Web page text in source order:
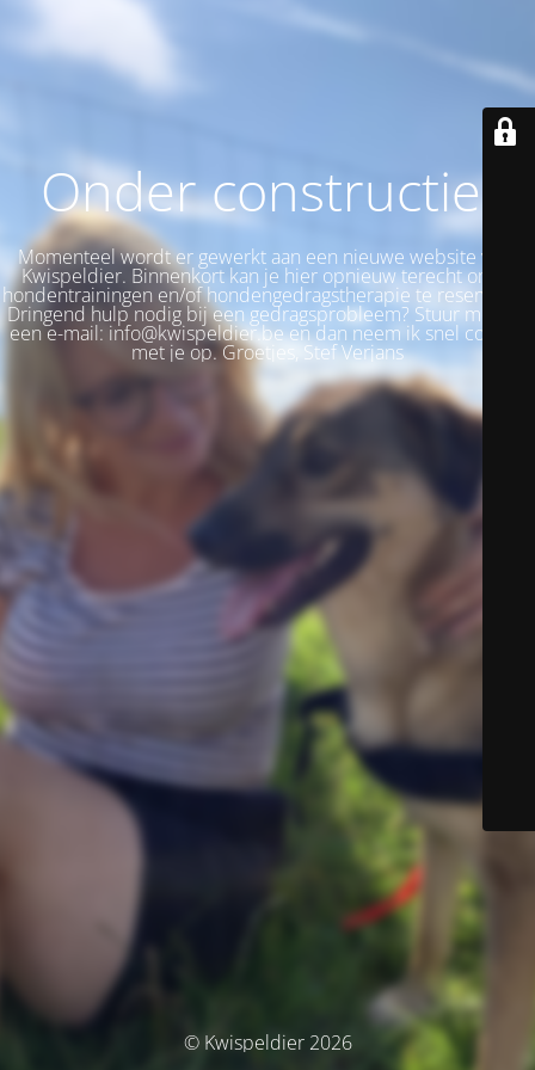
Onder constructie!
Momenteel wordt er gewerkt aan een nieuwe website voor
Kwispeldier. Binnenkort kan je hier opnieuw terecht om je
hondentrainingen en/of hondengedragstherapie te reserveren.
Dringend hulp nodig bij een gedragsprobleem? Stuur me dan
een e-mail: info@kwispeldier.be en dan neem ik snel contact
met je op. Groetjes, Stef Verjans
© Kwispeldier 2026